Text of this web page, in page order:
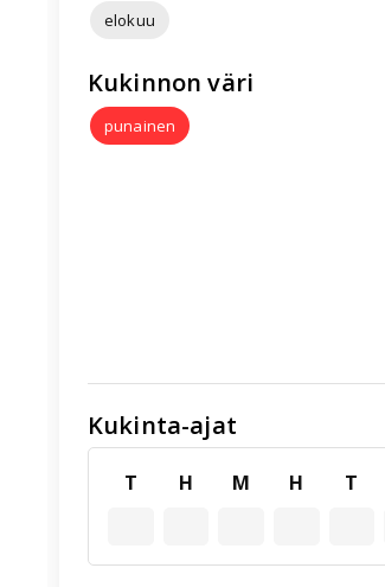
elokuu
Kukinnon väri
punainen
Kukinta-ajat
T H M H T